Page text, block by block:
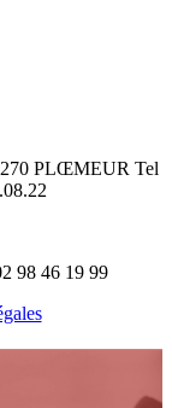
PLŒMEUR Tel
98 46 19 99